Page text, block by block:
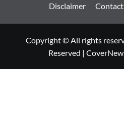
Disclaimer
Copyright © All rights
Reserved |